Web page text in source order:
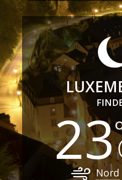
23
Nord